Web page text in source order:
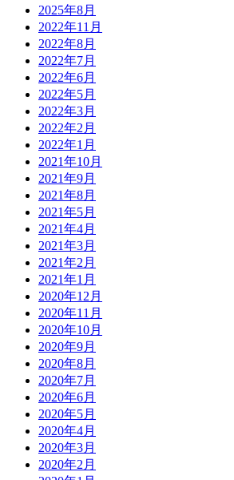
2025年8月
2022年11月
2022年8月
2022年7月
2022年6月
2022年5月
2022年3月
2022年2月
2022年1月
2021年10月
2021年9月
2021年8月
2021年5月
2021年4月
2021年3月
2021年2月
2021年1月
2020年12月
2020年11月
2020年10月
2020年9月
2020年8月
2020年7月
2020年6月
2020年5月
2020年4月
2020年3月
2020年2月